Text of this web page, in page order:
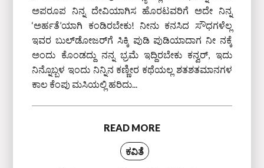
ಅಪರೂಪ ನಿನ್ನ ದೇವಿಯಾಗಿಸ ಹೊರಟವರಿಗೆ ಅದೇ ನಿನ್ನ
‘ಅರ್ಹತೆ’ಯಾಗಿ ಕಂಡಿರಬೇಕು! ನೀನು ಕನಸಿದ ಸೌಧಗಳೆಲ್ಲ
ಇವರ ಬುಲ್‌ಡೋಜರ್‌ಗೆ ಸಿಕ್ಕಿ ಪುಡಿ ಪುಡಿಯಾದಾಗ ನೀ ನಕ್ಕೆ
ಅಂದು ಕೊಂಡದ್ದು ನನ್ನ ಭ್ರಮೆ ಇದ್ದಿರಬೇಕು ಕನ್ವರ್, ಇದು
ನಿನ್ನೊಬ್ಬಳ ಇಂದು ನಿನ್ನಿನ ಕಣ್ಣೀರ ಕಥೆಯಲ್ಲ ಶತಶತಮಾನಗಳ
ಕಾಲ ಕೆಂಪು ಮಸಿಯಲ್ಲಿ ಹರಿದು...
READ MORE
ಕವಿತೆ